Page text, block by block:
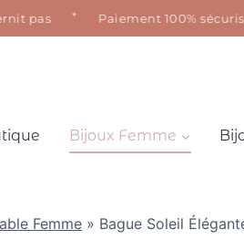
Paiement 100% sécurisé ·
Bijoux Femme
Femme » Bague Soleil